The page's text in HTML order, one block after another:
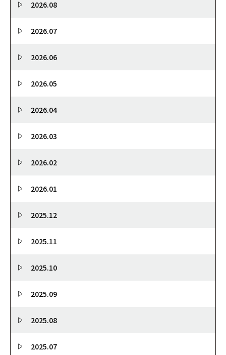
2026.08
2026.07
2026.06
2026.05
2026.04
2026.03
2026.02
2026.01
2025.12
2025.11
2025.10
2025.09
2025.08
2025.07